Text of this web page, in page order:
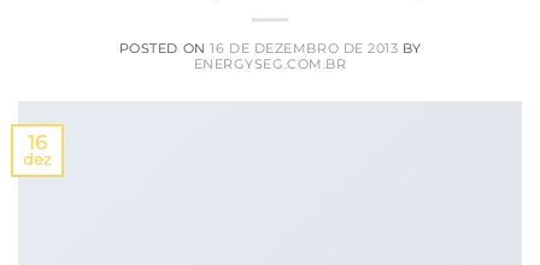
POSTED ON16 DE DEZEMBRO DE 2013 BY
ENERGYSEG.COM.BR
16
dez